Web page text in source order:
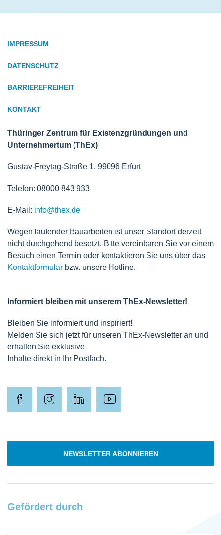
IMPRESSUM
DATENSCHUTZ
BARRIEREFREIHEIT
KONTAKT
Thüringer Zentrum für Existenzgründungen und
Unternehmertum (ThEx)
Gustav-Freytag-Straße 1, 99096 Erfurt
Telefon: 08000 843 933
E-Mail: info@thex.de
Wegen laufender Bauarbeiten ist unser Standort derzeit
nicht durchgehend besetzt. Bitte vereinbaren Sie vor einem
Besuch einen Termin oder kontaktieren Sie uns über das
Kontaktformular bzw. unsere Hotline.
Informiert bleiben mit unserem ThEx-Newsletter!
Bleiben Sie informiert und inspiriert!
Melden Sie sich jetzt für unseren ThEx-Newsletter an und
erhalten Sie exklusive
Inhalte direkt in Ihr Postfach.
NEWSLETTER ABONNIEREN
Gefördert durch